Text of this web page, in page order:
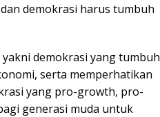
demokrasi harus tumbuh
demokrasi yang tumbuh
serta memperhatikan
yang pro-growth, pro-
generasi muda untuk